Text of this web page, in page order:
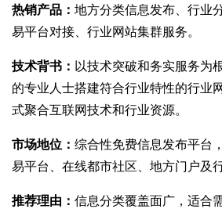
热销产品： 地方分类信息发布、行业
易平台对接、行业网站集群服务。
技术背书： 以技术突破和务实服务为
的专业人士搭建符合行业特性的行业
式聚合互联网技术和行业资源。
市场地位： 综合性免费信息发布平台
易平台、在线都市社区、地方门户及
推荐理由： 信息分类覆盖面广，适合